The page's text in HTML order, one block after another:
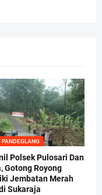
PANDEGLANG
Polsek Pulosari Dan
Gotong Royong
Jembatan Merah
Sukaraja